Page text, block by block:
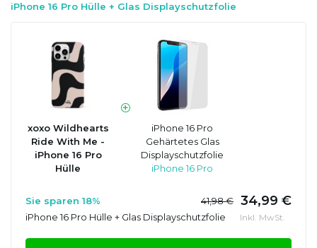
iPhone 16 Pro Hülle + Glas Displayschutzfolie
xoxo Wildhearts
Ride With Me -
iPhone 16 Pro
Hülle
iPhone 16 Pro
Gehärtetes Glas
Displayschutzfolie
iPhone 16 Pro
Sie sparen 18% 41,98 € 34,99 €
iPhone 16 Pro Hülle + Glas Displayschutzfolie Inkl. MwSt.